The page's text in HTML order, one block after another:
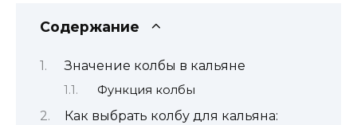
Содержание
Значение колбы в кальяне
Функция колбы
Как выбрать колбу для кальяна: